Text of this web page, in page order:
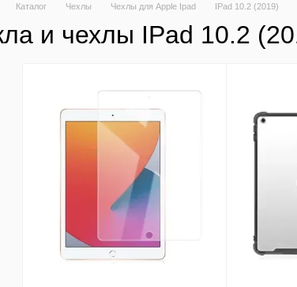
Каталог Чехлы Чехлы для Apple Ipad IPad 10.2 (2019)
и чехлы IPad 10.2